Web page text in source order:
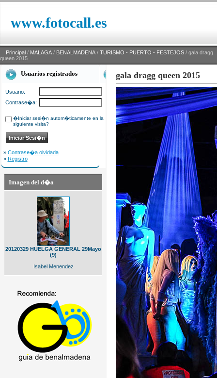
www.fotocall.es
Principal / MALAGA / BENALMADENA / TURISMO - PUERTO - FESTEJOS / gala dragg
queen 2015
Usuarios registrados
Usuario:
Contrase�a:
�Iniciar sesi�n autom�ticamente en la
siguiente visita?
» Contrase�a olvidada
» Registro
Imagen del d�a
20120329 HUELGA GENERAL 29Mayo
(9)
Isabel Menendez
gala dragg queen 2015